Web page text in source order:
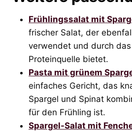
Frühlingssalat mit
frischer Salat, der
verwendet und durch
Proteinquelle bietet.
Pasta mit grünem
einfaches Gericht, das
Spargel und Spinat
für den Frühling ist.
Spargel-Salat mit